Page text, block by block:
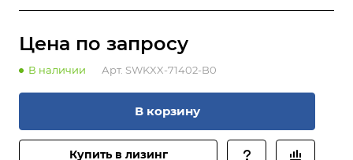
Цена по запросу
В наличии Арт. SWKXX-71402-B0
В корзину
Купить в лизинг